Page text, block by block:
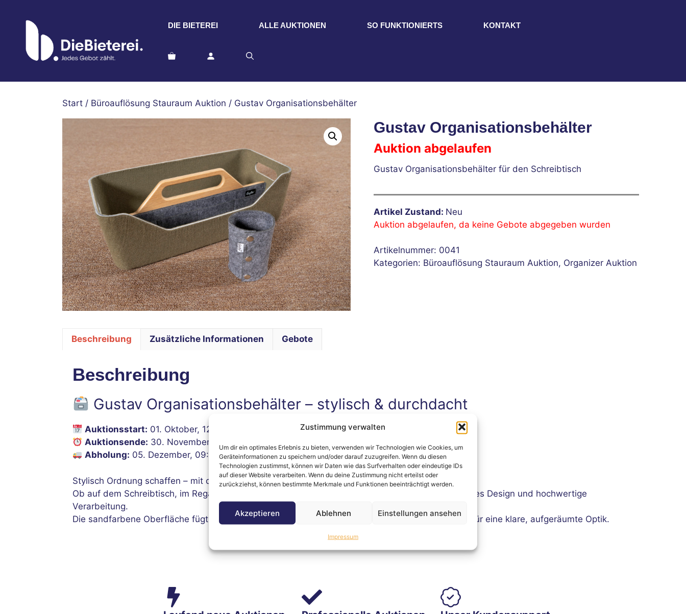
Zustimmung verwalten
Um dir ein optimales Erlebnis zu bieten, verwenden wir Technologien wie Cookies, um
Geräteinformationen zu speichern und/oder darauf zuzugreifen. Wenn du diesen
Technologien zustimmst, können wir Daten wie das Surfverhalten oder eindeutige IDs
auf dieser Website verarbeiten. Wenn du deine Zustimmung nicht erteilst oder
zurückziehst, können bestimmte Merkmale und Funktionen beeinträchtigt werden.
Akzeptieren Ablehnen Einstellungen ansehen
Impressum
DIE BIETEREI ALLE AUKTIONEN SO FUNKTIONIERTS KONTAKT
Start / Büroauflösung Stauraum Auktion / Gustav Organisationsbehälter
Gustav Organisationsbehälter
Auktion abgelaufen
Gustav Organisationsbehälter für den Schreibtisch
Artikel Zustand: Neu
Auktion abgelaufen, da keine Gebote abgegeben wurden
Artikelnummer: 0041
Kategorien: Büroauflösung Stauraum Auktion, Organizer Auktion
Beschreibung Zusätzliche Informationen Gebote
Beschreibung
Gustav Organisationsbehälter – stylisch & durchdacht
Auktionsstart: 01. Oktober, 12:00 Uhr
Auktionsende: 30. November, 12:00 Uhr
Abholung: 05. Dezember, 09:00–12:00 Uhr
Stylisch Ordnung schaffen – mit dem kompakten OrganisationsbehälterGustav.
Ob auf dem Schreibtisch, im Regal oder im Homeoffice: Der Behälter überzeugt durch durchdachtes Design und hochwertige
Verarbeitung.
Die sandfarbene Oberfläche fügt sich harmonisch in moderne Arbeitsumgebungen ein und sorgt für eine klare, aufgeräumte Optik.